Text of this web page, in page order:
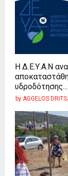
Η Δ.Ε.Υ.Α.Ν
υδροδότησης...
by AGGELOS